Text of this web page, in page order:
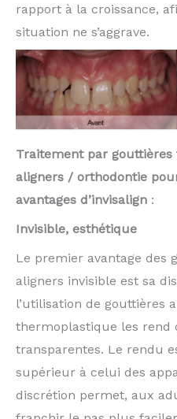
rapport à la croissance,
situation ne s’aggrave.
Traitement par
aligners / orthodontie
avantages d’invisalign :
Invisible, esthétique
Le premier avantage des
aligners invisible est sa
l’utilisation de gouttières
thermoplastique les rend
transparentes. Le rendu
supérieur à celui des
discrétion permet, aux